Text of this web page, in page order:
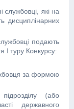
службовці, які на
дисциплінарних
подають
І туру Конкурсу:
за формою
(або
державного